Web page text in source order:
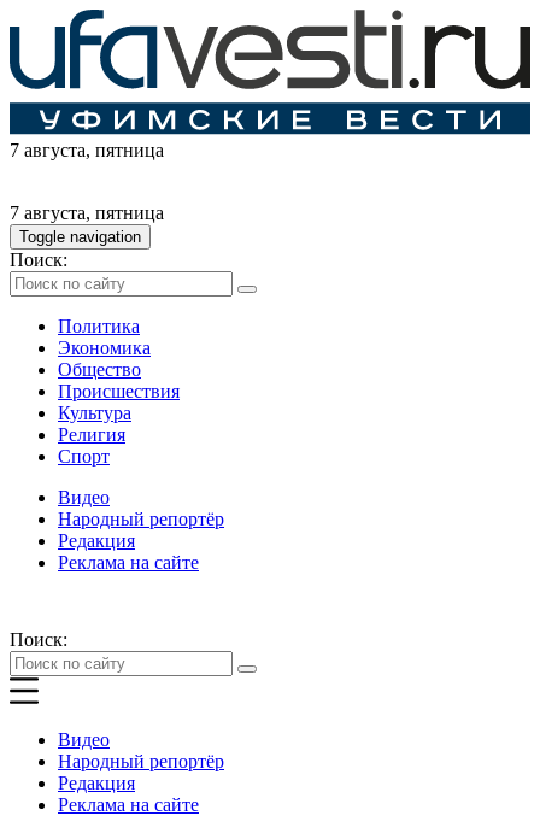
7 августа, пятница
7 августа, пятница
Toggle navigation
Поиск:
Политика
Экономика
Общество
Происшествия
Культура
Религия
Спорт
Видео
Народный репортёр
Редакция
Реклама на сайте
Поиск:
Видео
Народный репортёр
Редакция
Реклама на сайте